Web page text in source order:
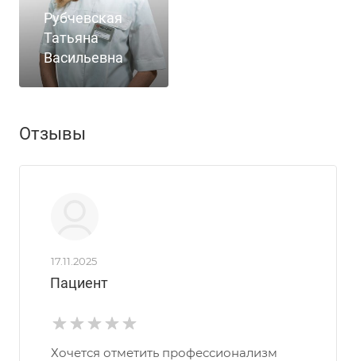
Рубчевская
Татьяна
Васильевна
Отзывы
17.11.2025
Пациент
Хочется отметить профессионализм